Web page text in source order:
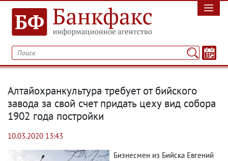
Алтайохранкультура требует от бийского
завода за свой счет придать цеху вид собора
1902 года постройки
10.03.2020 13:43
Бизнесмен из Бийска Евгений